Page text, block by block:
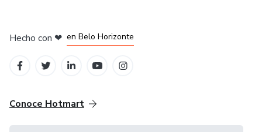
Hecho con ❤ en Belo Horizonte
Conoce Hotmart